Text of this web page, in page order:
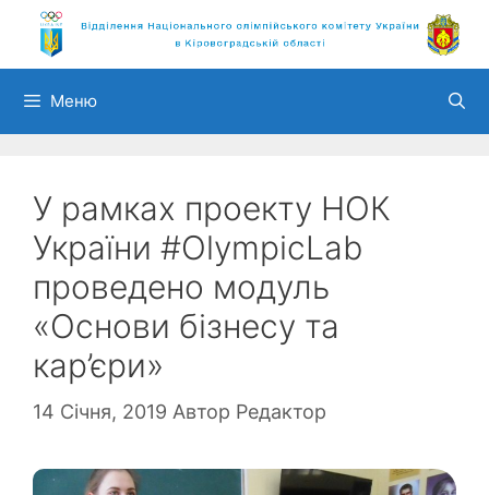
Перейти
вмісту
Меню
У рамках проекту НОК
України #OlympicLab
проведено модуль
«Основи бізнесу та
кар’єри»
14 Січня, 2019 Автор Редактор